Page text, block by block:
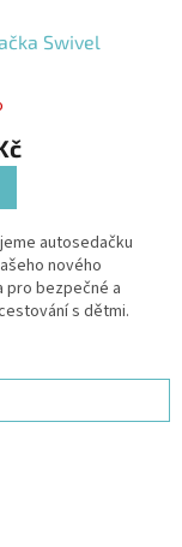
Swivel
autosedačku
nového
pro bezpečné a
s dětmi.